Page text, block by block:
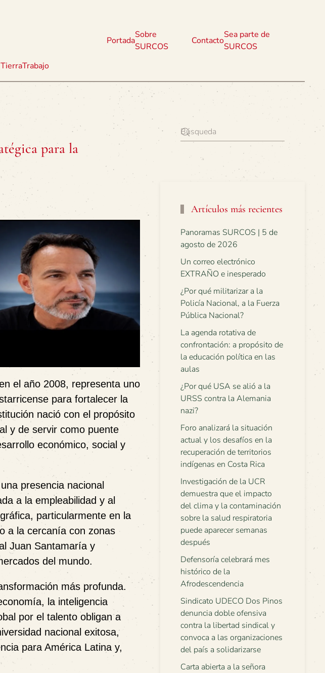
Trabajo
Portada
Sobre
SURCOS
Contacto
Sea parte de
SURCOS
para la
el año 2008, representa uno
para fortalecer la
nació con el propósito
y de servir como puente
económico, social y
presencia nacional
a la empleabilidad y al
particularmente en la
a la cercanía con zonas
Juan Santamaría y
del mundo.
más profunda.
la inteligencia
por el talento obligan a
nacional exitosa,
para América Latina y,
Artículos más recientes
Panoramas SURCOS | 5 de
agosto de 2026
Un correo electrónico
EXTRAÑO e inesperado
¿Por qué militarizar a la
Policía Nacional, a la Fuerza
Pública Nacional?
La agenda rotativa de
confrontación: a propósito de
la educación política en las
aulas
¿Por qué USA se alió a la
URSS contra la Alemania
nazi?
Foro analizará la situación
actual y los desafíos en la
recuperación de territorios
indígenas en Costa Rica
Investigación de la UCR
demuestra que el impacto
del clima y la contaminación
sobre la salud respiratoria
puede aparecer semanas
después
Defensoría celebrará mes
histórico de la
Afrodescendencia
Sindicato UDECO Dos Pinos
denuncia doble ofensiva
contra la libertad sindical y
convoca a las organizaciones
del país a solidarizarse
Carta abierta a la señora